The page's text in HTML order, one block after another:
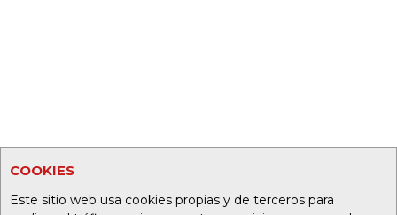
COOKIES
Este sitio web usa cookies propias y de terceros para